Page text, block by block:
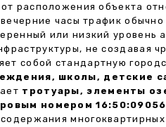
расположения объекта
часы трафик
или низкий
не создавая
собой стандартную
школы, детские
тротуары, элементы
номером